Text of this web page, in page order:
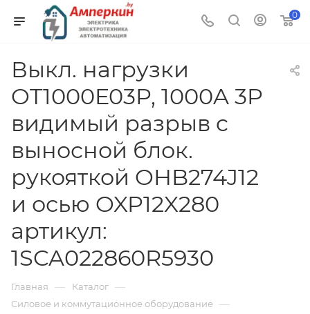
0
Выкл. нагрузки
OT1000E03P, 1000A 3P
видимый разрыв c
выносной блок.
рукояткой OHB274J12
и осью OXP12X280
артикул:
1SCA022860R5930
Главная — Каталог —
Силовое и коммутационное оборудование —